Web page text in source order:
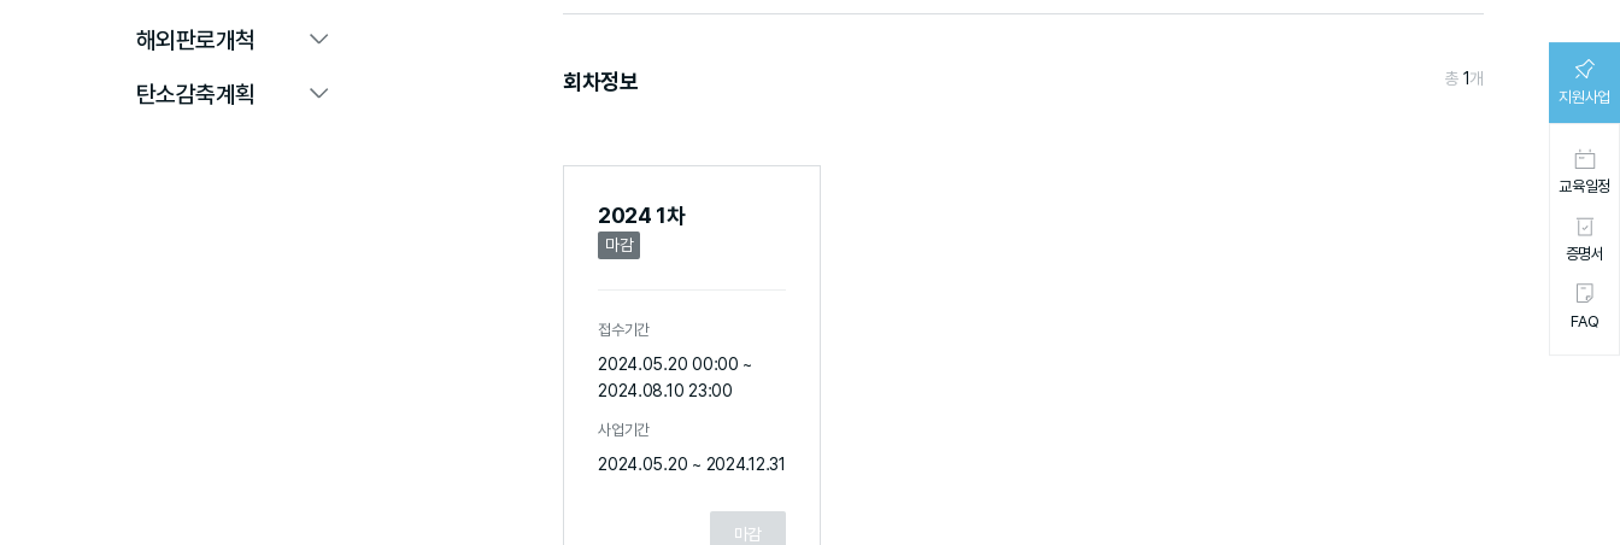
해외판로개척
탄소감축계획
회차정보 총 1개
2024 1차
마감
접수기간
2024.05.20 00:00 ~
2024.08.10 23:00
사업기간
2024.05.20 ~ 2024.12.31
마감
지원사업
교육일정
증명서
FAQ